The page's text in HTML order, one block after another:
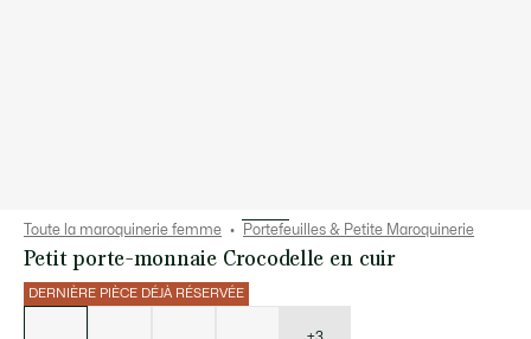
Toute la maroquinerie femme Portefeuilles & Petite Maroquinerie
Petit porte-monnaie Crocodelle en cuir
DERNIÈRE PIÈCE DÉJÀ RÉSERVÉE